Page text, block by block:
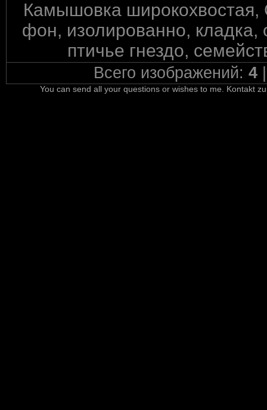
Камышовка широкохвостая,
фон, изолированно, кладка,
птичье гнездо,
Всего изображений: 4
You can send all your questions or wishes to me. Kontakt